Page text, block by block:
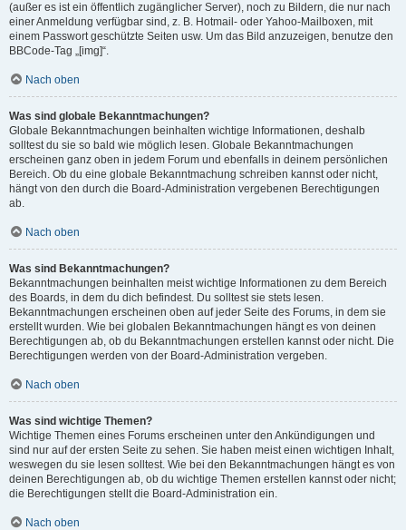
(außer es ist ein öffentlich zugänglicher Server), noch zu Bildern, die nur nach
einer Anmeldung verfügbar sind, z. B. Hotmail- oder Yahoo-Mailboxen, mit
einem Passwort geschützte Seiten usw. Um das Bild anzuzeigen, benutze den
BBCode-Tag „[img]“.
Nach oben
Was sind globale Bekanntmachungen?
Globale Bekanntmachungen beinhalten wichtige Informationen, deshalb
solltest du sie so bald wie möglich lesen. Globale Bekanntmachungen
erscheinen ganz oben in jedem Forum und ebenfalls in deinem persönlichen
Bereich. Ob du eine globale Bekanntmachung schreiben kannst oder nicht,
hängt von den durch die Board-Administration vergebenen Berechtigungen
ab.
Nach oben
Was sind Bekanntmachungen?
Bekanntmachungen beinhalten meist wichtige Informationen zu dem Bereich
des Boards, in dem du dich befindest. Du solltest sie stets lesen.
Bekanntmachungen erscheinen oben auf jeder Seite des Forums, in dem sie
erstellt wurden. Wie bei globalen Bekanntmachungen hängt es von deinen
Berechtigungen ab, ob du Bekanntmachungen erstellen kannst oder nicht. Die
Berechtigungen werden von der Board-Administration vergeben.
Nach oben
Was sind wichtige Themen?
Wichtige Themen eines Forums erscheinen unter den Ankündigungen und
sind nur auf der ersten Seite zu sehen. Sie haben meist einen wichtigen Inhalt,
weswegen du sie lesen solltest. Wie bei den Bekanntmachungen hängt es von
deinen Berechtigungen ab, ob du wichtige Themen erstellen kannst oder nicht;
die Berechtigungen stellt die Board-Administration ein.
Nach oben